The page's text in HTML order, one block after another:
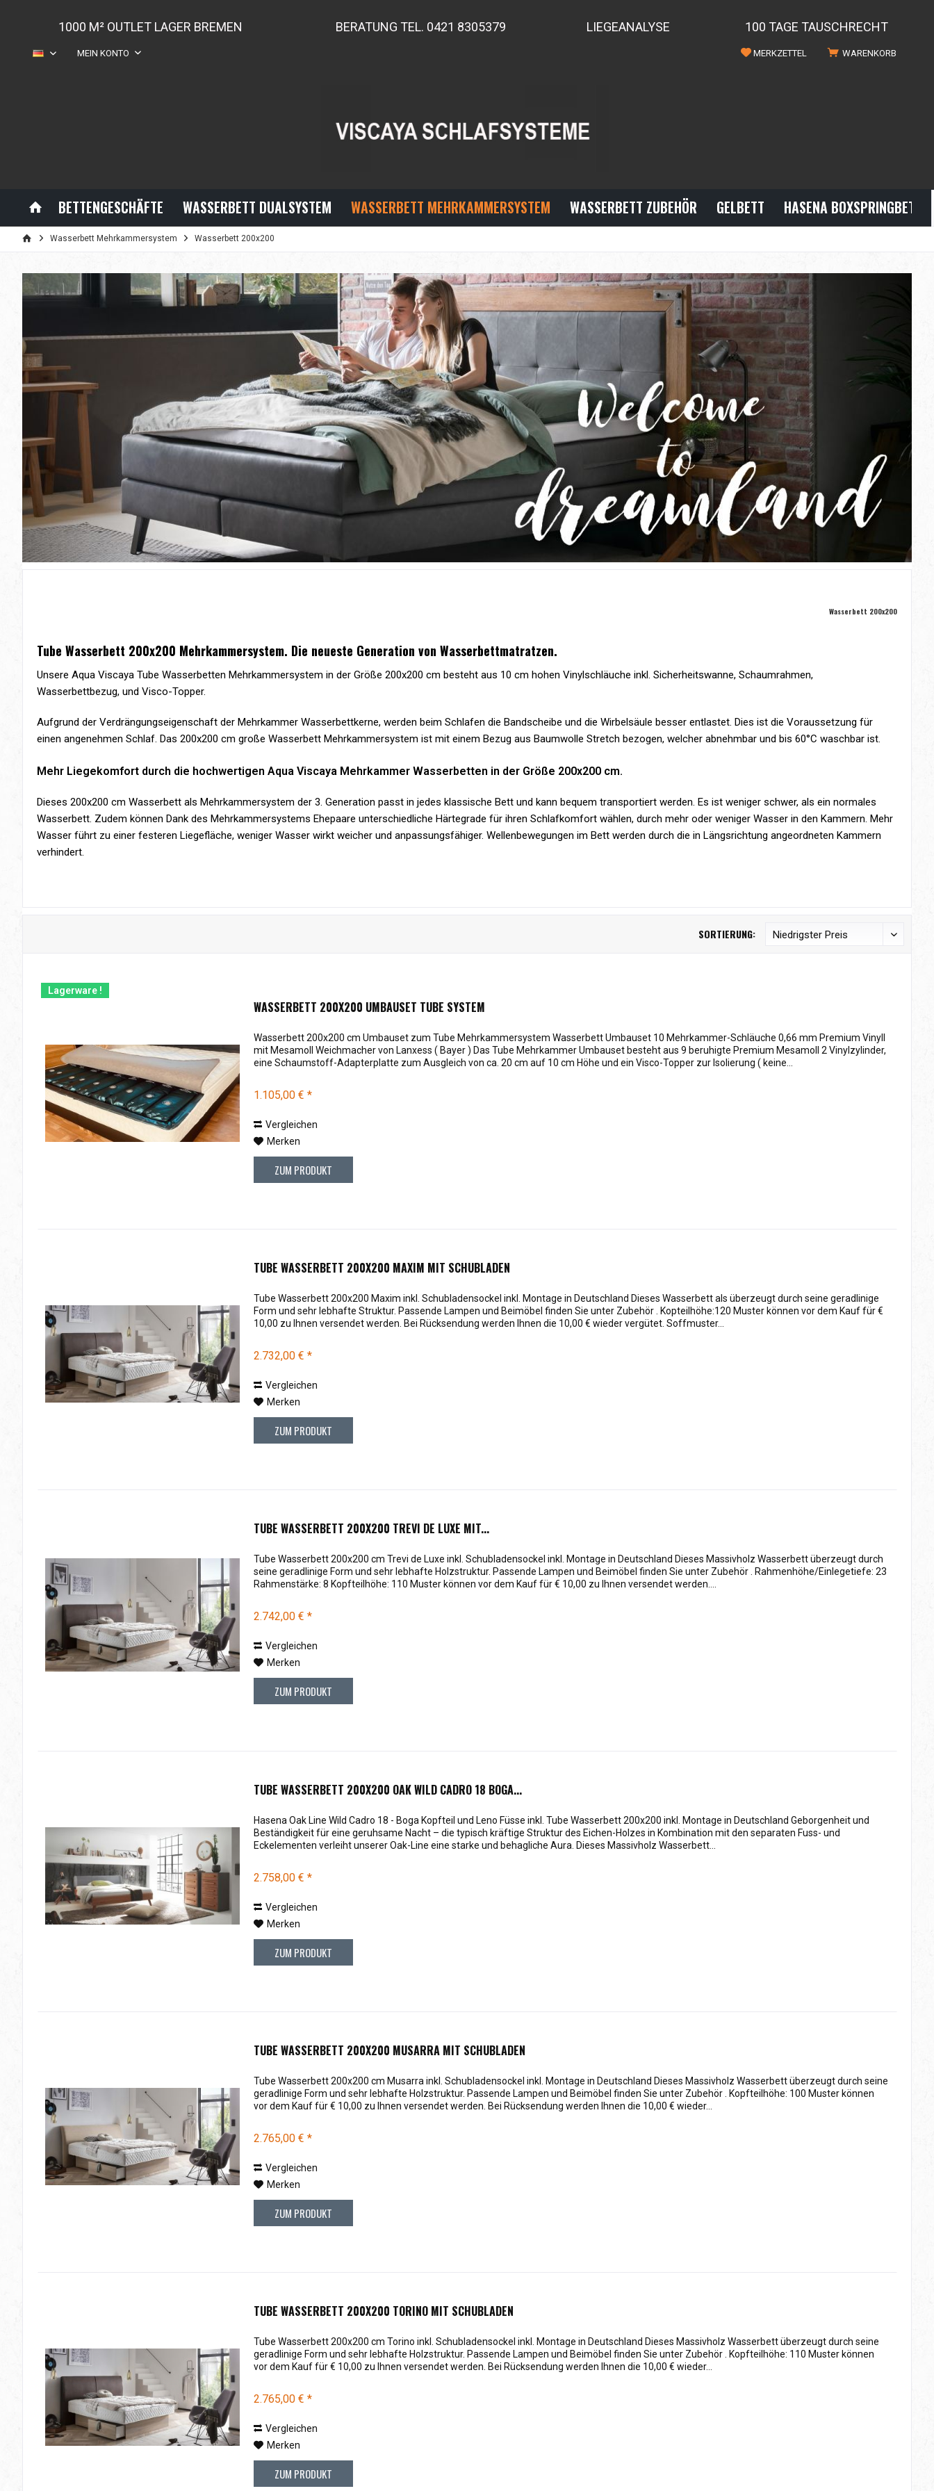
1000 M² OUTLET LAGER BREMEN BERATUNG TEL. 0421 8305379 LIEGEANALYSE 100 TAGE TAUSCHRECHT
WARENKORB
MERKZETTEL
MEIN KONTO
BETTENGESCHÄFTE WASSERBETT DUALSYSTEM WASSERBETT MEHRKAMMERSYSTEM WASSERBETT ZUBEHÖR GELBETT HASENA
Wasserbett Mehrkammersystem Wasserbett 200x200
Wasserbett 200x200
Tube Wasserbett 200x200 Mehrkammersystem. Die neueste Generation von Wasserbettmatratzen.
Unsere Aqua Viscaya Tube Wasserbetten Mehrkammersystem in der Größe 200x200 cm besteht aus 10 cm hohen Vinylschläuche inkl. Sicherheitswanne, Schaumrahmen,
Wasserbettbezug, und Visco-Topper.
Aufgrund der Verdrängungseigenschaft der Mehrkammer Wasserbettkerne, werden beim Schlafen die Bandscheibe und die Wirbelsäule besser entlastet. Dies ist die Voraussetzung für
einen angenehmen Schlaf. Das 200x200 cm große Wasserbett Mehrkammersystem ist mit einem Bezug aus Baumwolle Stretch bezogen, welcher abnehmbar und bis 60°C waschbar ist.
Mehr Liegekomfort durch die hochwertigen Aqua Viscaya Mehrkammer Wasserbetten in der Größe 200x200 cm.
Dieses 200x200 cm Wasserbett als Mehrkammersystem der 3. Generation passt in jedes klassische Bett und kann bequem transportiert werden. Es ist weniger schwer, als ein normales
Wasserbett. Zudem können Dank des Mehrkammersystems Ehepaare unterschiedliche Härtegrade für ihren Schlafkomfort wählen, durch mehr oder weniger Wasser in den Kammern. Mehr
Wasser führt zu einer festeren Liegefläche, weniger Wasser wirkt weicher und anpassungsfähiger. Wellenbewegungen im Bett werden durch die in Längsrichtung angeordneten Kammern
verhindert.
SORTIERUNG:
Lagerware !
WASSERBETT 200X200 UMBAUSET TUBE SYSTEM
Wasserbett 200x200 cm Umbauset zum Tube Mehrkammersystem Wasserbett Umbauset 10 Mehrkammer-Schläuche 0,66 mm Premium Vinyll
mit Mesamoll Weichmacher von Lanxess ( Bayer ) Das Tube Mehrkammer Umbauset besteht aus 9 beruhigte Premium Mesamoll 2 Vinylzylinder,
eine Schaumstoff-Adapterplatte zum Ausgleich von ca. 20 cm auf 10 cm Höhe und ein Visco-Topper zur Isolierung ( keine...
1.105,00 € *
Vergleichen
Merken
ZUM PRODUKT
TUBE WASSERBETT 200X200 MAXIM MIT SCHUBLADEN
Tube Wasserbett 200x200 Maxim inkl. Schubladensockel inkl. Montage in Deutschland Dieses Wasserbett als überzeugt durch seine geradlinige
Form und sehr lebhafte Struktur. Passende Lampen und Beimöbel finden Sie unter Zubehör . Kopteilhöhe:120 Muster können vor dem Kauf für €
10,00 zu Ihnen versendet werden. Bei Rücksendung werden Ihnen die 10,00 € wieder vergütet. Soffmuster...
2.732,00 € *
Vergleichen
Merken
ZUM PRODUKT
TUBE WASSERBETT 200X200 TREVI DE LUXE MIT...
Tube Wasserbett 200x200 cm Trevi de Luxe inkl. Schubladensockel inkl. Montage in Deutschland Dieses Massivholz Wasserbett überzeugt durch
seine geradlinige Form und sehr lebhafte Holzstruktur. Passende Lampen und Beimöbel finden Sie unter Zubehör . Rahmenhöhe/Einlegetiefe: 23
Rahmenstärke: 8 Kopfteilhöhe: 110 Muster können vor dem Kauf für € 10,00 zu Ihnen versendet werden....
2.742,00 € *
Vergleichen
Merken
ZUM PRODUKT
TUBE WASSERBETT 200X200 OAK WILD CADRO 18 BOGA...
Hasena Oak Line Wild Cadro 18 - Boga Kopfteil und Leno Füsse inkl. Tube Wasserbett 200x200 inkl. Montage in Deutschland Geborgenheit und
Beständigkeit für eine geruhsame Nacht – die typisch kräftige Struktur des Eichen-Holzes in Kombination mit den separaten Fuss- und
Eckelementen verleiht unserer Oak-Line eine starke und behagliche Aura. Dieses Massivholz Wasserbett...
2.758,00 € *
Vergleichen
Merken
ZUM PRODUKT
TUBE WASSERBETT 200X200 MUSARRA MIT SCHUBLADEN
Tube Wasserbett 200x200 cm Musarra inkl. Schubladensockel inkl. Montage in Deutschland Dieses Massivholz Wasserbett überzeugt durch seine
geradlinige Form und sehr lebhafte Holzstruktur. Passende Lampen und Beimöbel finden Sie unter Zubehör . Kopfteilhöhe: 100 Muster können
vor dem Kauf für € 10,00 zu Ihnen versendet werden. Bei Rücksendung werden Ihnen die 10,00 € wieder...
2.765,00 € *
Vergleichen
Merken
ZUM PRODUKT
TUBE WASSERBETT 200X200 TORINO MIT SCHUBLADEN
Tube Wasserbett 200x200 cm Torino inkl. Schubladensockel inkl. Montage in Deutschland Dieses Massivholz Wasserbett überzeugt durch seine
geradlinige Form und sehr lebhafte Holzstruktur. Passende Lampen und Beimöbel finden Sie unter Zubehör . Kopfteilhöhe: 110 Muster können
vor dem Kauf für € 10,00 zu Ihnen versendet werden. Bei Rücksendung werden Ihnen die 10,00 € wieder...
2.765,00 € *
Vergleichen
Merken
ZUM PRODUKT